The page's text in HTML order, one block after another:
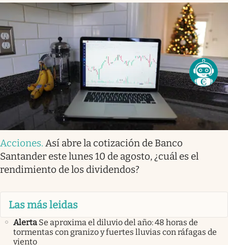
Acciones. Así abre la cotización de Banco
Santander este lunes 10 de agosto, ¿cuál es el
rendimiento de los dividendos?
Las más leidas
Alerta Se aproxima el diluvio del año: 48 horas de
tormentas con granizo y fuertes lluvias con ráfagas de
viento